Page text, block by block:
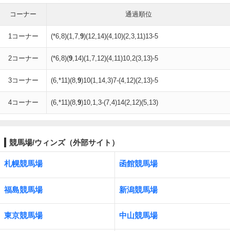
コーナー 通過順位
1コーナー (*6,8)(1,7,9)(12,14)(4,10)(2,3,11)13-5
2コーナー (*6,8)(9,14)(1,7,12)(4,11)10,2(3,13)-5
3コーナー (6,*11)(8,9)10(1,14,3)7-(4,12)(2,13)-5
4コーナー (6,*11)(8,9)10,1,3-(7,4)14(2,12)(5,13)
競馬場/ウィンズ（外部サイト）
札幌競馬場 函館競馬場
福島競馬場 新潟競馬場
東京競馬場 中山競馬場